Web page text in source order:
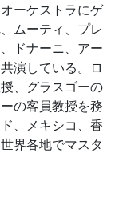
ーケストラにゲ
ムーティ、プレ
ドナーニ、アー
演している。ロ
、グラスゴーの
の客員教授を務
、メキシコ、香
界各地でマスタ